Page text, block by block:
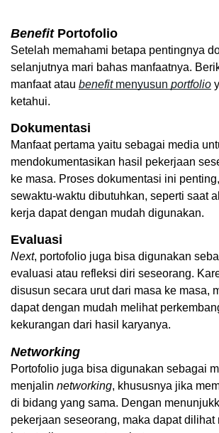
Benefit Portofolio
Setelah memahami betapa pentingnya
selanjutnya mari bahas manfaatnya.
manfaat atau benefit menyusun portfolio
ketahui.
Dokumentasi
Manfaat pertama yaitu sebagai media
mendokumentasikan hasil pekerjaan
ke masa. Proses dokumentasi ini
sewaktu-waktu dibutuhkan, seperti saat
kerja dapat dengan mudah digunakan.
Evaluasi
Next, portofolio juga bisa digunakan
evaluasi atau refleksi diri seseorang.
disusun secara urut dari masa ke masa,
dapat dengan mudah melihat
kekurangan dari hasil karyanya.
Networking
Portofolio juga bisa digunakan sebagai
menjalin networking, khususnya jika
di bidang yang sama. Dengan
pekerjaan seseorang, maka dapat dilihat